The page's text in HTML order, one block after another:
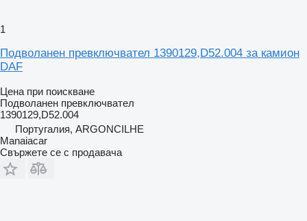
1
Подволанен превключвател 1390129,D52.004 за камион
DAF
Цена при поискване
Подволанен превключвател
1390129,D52.004
Португалия, ARGONCILHE
Manaiacar
Свържете се с продавача